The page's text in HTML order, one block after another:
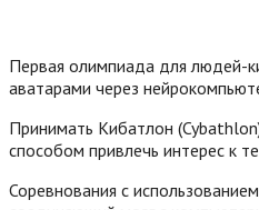
Первая олимпиада для людей-
аватарами через
Принимать Кибатлон
способом привлечь интерес к
Соревнования с